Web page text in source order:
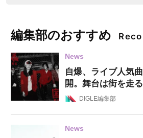
編集部のおすすめ
News
自爆、ライブ人気
開。舞台は街を走
DIGLE編集部
News